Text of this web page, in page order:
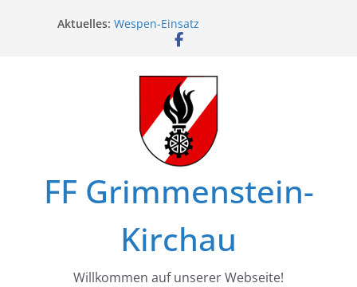
Aktuelles: Wespen-Einsatz
Glückwünsche zum 75. Geburtstag
Landesbewerbe in Zistersdorf
FF Grimmenstein-
Kirchau
Willkommen auf unserer Webseite!